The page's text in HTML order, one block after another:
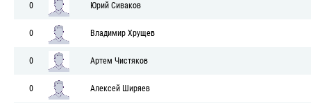
0 Юрий Сиваков
0 Владимир Хрущев
0 Артем Чистяков
0 Алексей Ширяев